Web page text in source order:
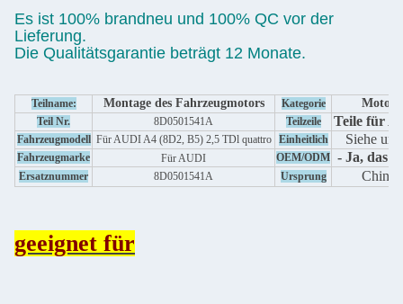
Es ist 100% brandneu und 100% QC vor der
Lieferung.
Die Qualitätsgarantie beträgt 12 Monate.
Teilname: Montage des Fahrzeugmotors Kategorie Motor
Teil Nr. 8D0501541A Teilzeile Teile für
Fahrzeugmodell Für AUDI A4 (8D2, B5) 2,5 TDl quattro Einheitlich Siehe
Fahrzeugmarke Für AUDI OEM/ODM - Ja, das
Ersatznummer 8D0501541A Ursprung China
geeignet für